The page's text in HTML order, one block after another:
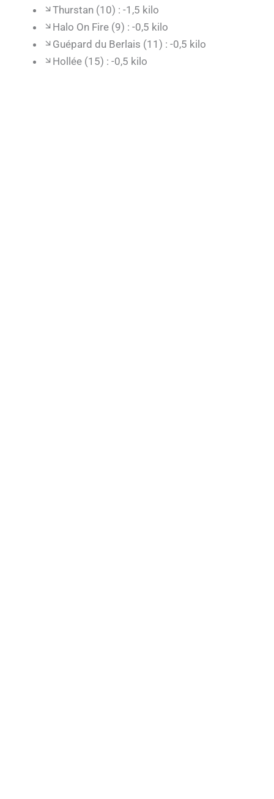
Thurstan (10) : -1,5 kilo
Halo On Fire (9) : -0,5 kilo
Guépard du Berlais (11) : -0,5 kilo
Hollée (15) : -0,5 kilo